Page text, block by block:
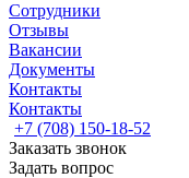
Сотрудники
Отзывы
Вакансии
Документы
Контакты
Контакты
+7 (708) 150-18-52
Заказать звонок
Задать вопрос